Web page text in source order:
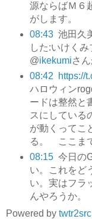
源ならばＭ６
がします。
08:43 池田久
した:いけくみ
@ikekumiさ
08:42
https://
ハロウィン
ードは整然と
スにしている
が動くってこ
る。 ここま
08:15 今日の
い。これをど
い。実はフラ
んやろうか。
Powered by twtr2src